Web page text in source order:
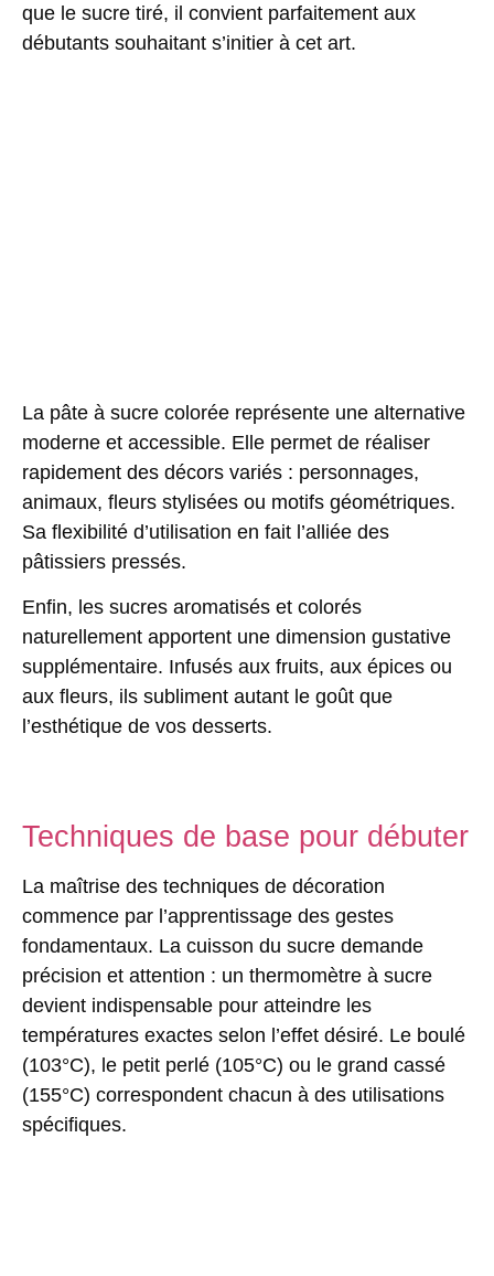
que le sucre tiré, il convient parfaitement aux
débutants souhaitant s’initier à cet art.
La pâte à sucre colorée représente une alternative
moderne et accessible. Elle permet de réaliser
rapidement des décors variés : personnages,
animaux, fleurs stylisées ou motifs géométriques.
Sa flexibilité d’utilisation en fait l’alliée des
pâtissiers pressés.
Enfin, les sucres aromatisés et colorés
naturellement apportent une dimension gustative
supplémentaire. Infusés aux fruits, aux épices ou
aux fleurs, ils subliment autant le goût que
l’esthétique de vos desserts.
Techniques de base pour débuter
La maîtrise des techniques de décoration
commence par l’apprentissage des gestes
fondamentaux. La cuisson du sucre demande
précision et attention : un thermomètre à sucre
devient indispensable pour atteindre les
températures exactes selon l’effet désiré. Le boulé
(103°C), le petit perlé (105°C) ou le grand cassé
(155°C) correspondent chacun à des utilisations
spécifiques.